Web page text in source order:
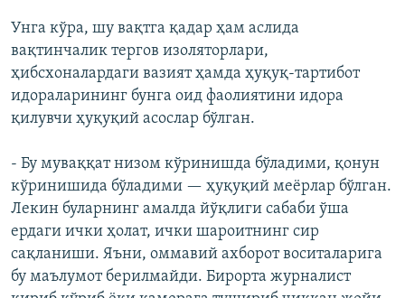
Унга кўра, шу вақтга қадар ҳам аслида
вақтинчалик тергов изоляторлари,
ҳибсхоналардаги вазият ҳамда ҳуқуқ-тартибот
идораларининг бунга оид фаолиятини идора
қилувчи ҳуқуқий асослар бўлган.
- Бу муваққат низом кўринишда бўладими, қонун
кўринишида бўладими — ҳуқуқий меёрлар бўлган.
Лекин буларнинг амалда йўқлиги сабаби ўша
ердаги ички ҳолат, ички шароитнинг сир
сақланиши. Яъни, оммавий ахборот воситаларига
бу маълумот берилмайди. Бирорта журналист